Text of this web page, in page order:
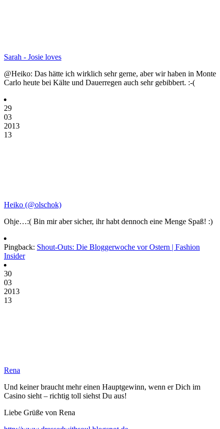
Sarah - Josie loves
@Heiko: Das hätte ich wirklich sehr gerne, aber wir haben in Monte
Carlo heute bei Kälte und Dauerregen auch sehr gebibbert. :-(
29
03
2013
13
Heiko (@olschok)
Ohje…:( Bin mir aber sicher, ihr habt dennoch eine Menge Spaß! :)
Pingback: Shout-Outs: Die Bloggerwoche vor Ostern | Fashion
Insider
30
03
2013
13
Rena
Und keiner braucht mehr einen Hauptgewinn, wenn er Dich im
Casino sieht – richtig toll siehst Du aus!
Liebe Grüße von Rena